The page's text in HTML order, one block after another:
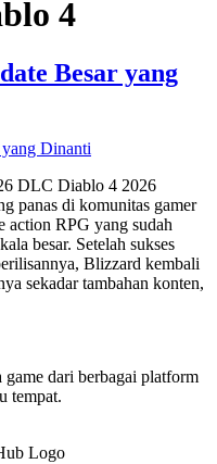
4
Besar yang
DLC Diablo 4 2026
panas di komunitas gamer
action RPG yang sudah
besar. Setelah sukses
Blizzard kembali
sekadar tambahan konten,
dari berbagai platform
tempat.